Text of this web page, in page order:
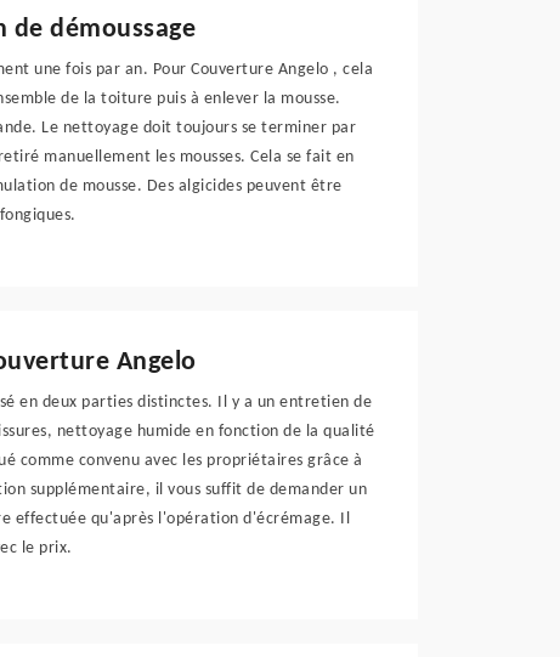
de démoussage
une fois par an. Pour Couverture Angelo , cela
de la toiture puis à enlever la mousse.
Le nettoyage doit toujours se terminer par
manuellement les mousses. Cela se fait en
de mousse. Des algicides peuvent être
Angelo
en deux parties distinctes. Il y a un entretien de
nettoyage humide en fonction de la qualité
comme convenu avec les propriétaires grâce à
supplémentaire, il vous suffit de demander un
effectuée qu'après l'opération d'écrémage. Il
le prix.